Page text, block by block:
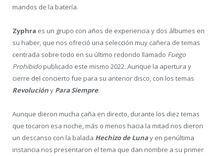
mandos de la batería.
Zyphra es un grupo con años de experiencia y dos álbumes en
su haber, que nos ofreció una selección muy cañera de temas
centrada sobre todo en su último redondo llamado Fuego
Prohibido publicado este mismo 2022. Aunque la apertura y
cierre del concierto fue para su anterior disco, con los temas
Revolucióny Para Siempre.
Aunque dieron mucha caña en directo, durante los diez temas
que tocaron esa noche, más o menos hacia la mitad nos dieron
un descanso con la balada Hechizo de Lunay en penúltima
instancia nos presentaron el tema que dan nombre a su primer